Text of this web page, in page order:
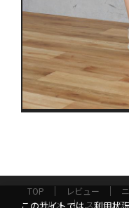
TOP レビュー
グルメ
スタート